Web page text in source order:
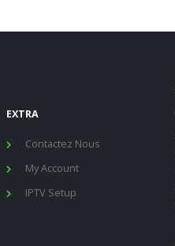
EXTRA
Contactez Nous
My Account
IPTV Setup